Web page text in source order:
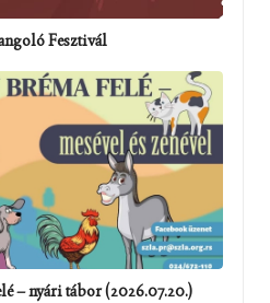
Fesztivál
– nyári tábor (2026.07.20.)